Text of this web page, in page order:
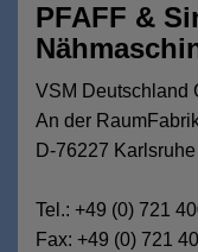
PFAFF &
VSM Deutschland
An der
D-76227 Karlsruhe
Tel.: +49 (0) 721
Fax: +49 (0) 721